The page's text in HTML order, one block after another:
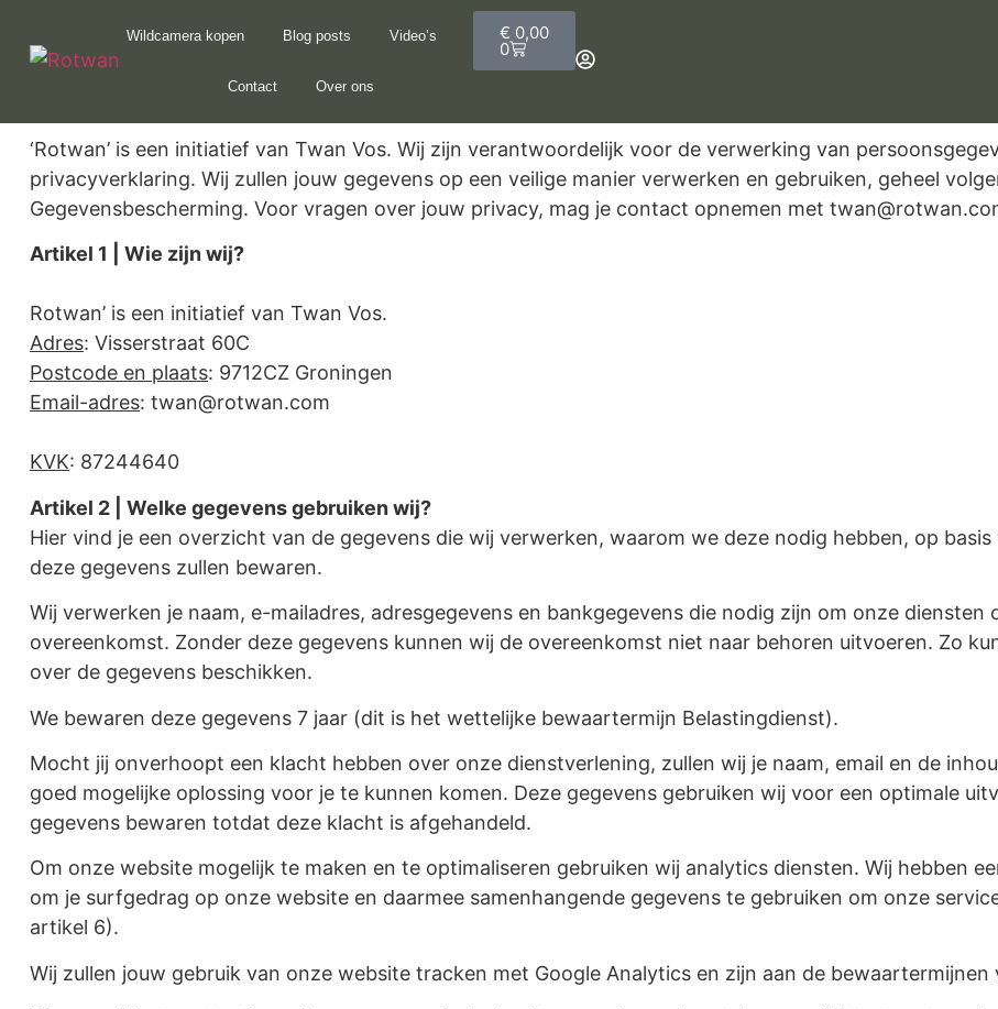
Wildcamera kopen Blog posts Video’s
Contact Over ons
€ 0,00
0
‘Rotwan’ is een initiatief van Twan Vos. Wij zijn verantwoordelijk voor de verwerking van
privacyverklaring. Wij zullen jouw gegevens op een veilige manier verwerken en gebruiken, geheel
Gegevensbescherming. Voor vragen over jouw privacy, mag je contact opnemen met
Artikel 1 | Wie zijn wij?
Rotwan’ is een initiatief van Twan Vos.
Adres: Visserstraat 60C
Postcode en plaats: 9712CZ Groningen
Email-adres: twan@rotwan.com
KVK: 87244640
Artikel 2 | Welke gegevens gebruiken wij?
Hier vind je een overzicht van de gegevens die wij verwerken, waarom we deze nodig hebben, op
deze gegevens zullen bewaren.
Wij verwerken je naam, e-mailadres, adresgegevens en bankgegevens die nodig zijn om onze
overeenkomst. Zonder deze gegevens kunnen wij de overeenkomst niet naar behoren uitvoeren. Zo
over de gegevens beschikken.
We bewaren deze gegevens 7 jaar (dit is het wettelijke bewaartermijn Belastingdienst).
Mocht jij onverhoopt een klacht hebben over onze dienstverlening, zullen wij je naam, email en de
goed mogelijke oplossing voor je te kunnen komen. Deze gegevens gebruiken wij voor een optimale
gegevens bewaren totdat deze klacht is afgehandeld.
Om onze website mogelijk te maken en te optimaliseren gebruiken wij analytics diensten. Wij hebben
om je surfgedrag op onze website en daarmee samenhangende gegevens te gebruiken om onze
artikel 6).
Wij zullen jouw gebruik van onze website tracken met Google Analytics en zijn aan de bewaartermijnen